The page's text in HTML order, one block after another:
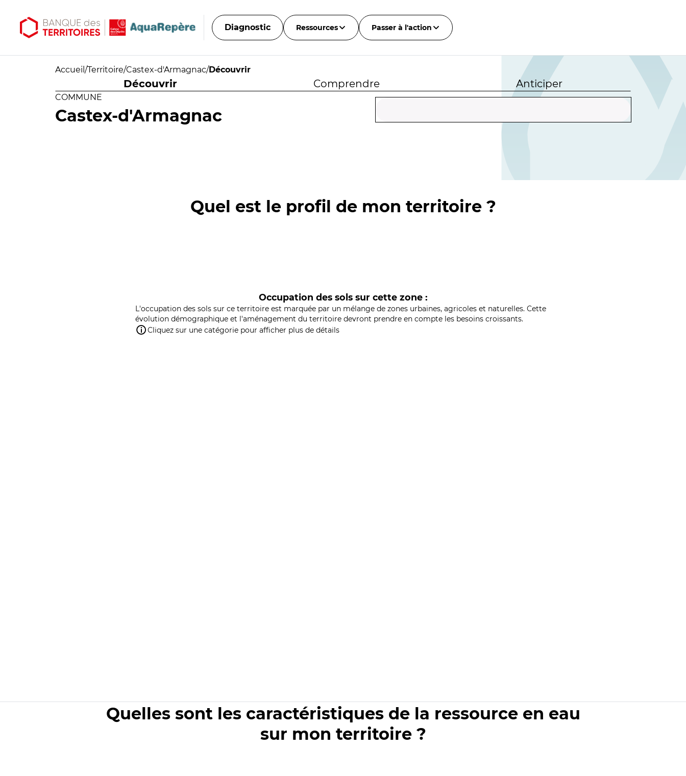
Diagnostic Ressources Passer à l'action
Accueil /Territoire/Castex-d'Armagnac/Découvrir
Découvrir Comprendre Anticiper
COMMUNE
Castex-d'Armagnac
Quel est le profil de mon territoire ?
Occupation des sols sur cette zone :
L'occupation des sols sur ce territoire est marquée par un mélange de zones urbaines, agricoles et naturelles. Cette
évolution démographique et l'aménagement du territoire devront prendre en compte les besoins croissants.
Cliquez sur une catégorie pour afficher plus de détails
Quelles sont les caractéristiques de la ressource en eau
sur mon territoire ?